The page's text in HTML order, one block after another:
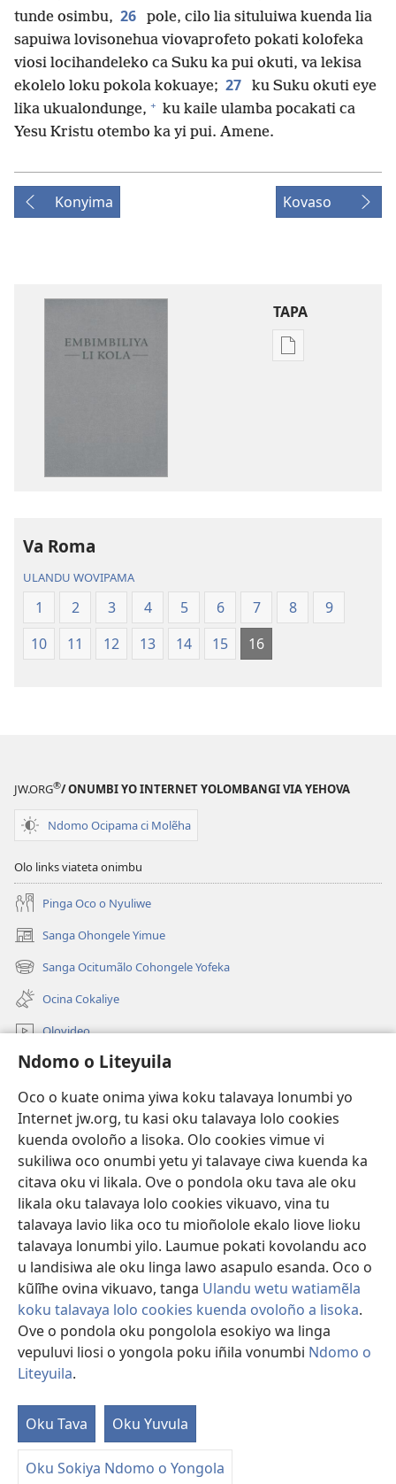
Ndomo o Liteyuila
Oco o kuate onima yiwa koku talavaya lonumbi yo
Internet jw.org, tu kasi oku talavaya lolo cookies
kuenda ovoloño a lisoka. Olo cookies vimue vi
sukiliwa oco onumbi yetu yi talavaye ciwa kuenda ka
citava oku vi likala. Ove o pondola oku tava ale oku
likala oku talavaya lolo cookies vikuavo, vina tu
talavaya lavio lika oco tu mioñolole ekalo liove lioku
talavaya lonumbi yilo. Laumue pokati kovolandu aco
u landisiwa ale oku linga lawo asapulo esanda. Oco o
kũlĩhe ovina vikuavo, tanga Ulandu wetu watiamẽla
koku talavaya lolo cookies kuenda ovoloño a lisoka.
Ove o pondola oku pongolola esokiyo wa linga
vepuluvi liosi o yongola poku iñila vonumbi Ndomo o
Liteyuila.
Oku Tava Oku Yuvula
Oku Sokiya Ndomo o Yongola
tunde osimbu, 26
pole, cilo lia situluiwa kuenda lia
sapuiwa lovisonehua viovaprofeto pokati kolofeka
viosi locihandeleko ca Suku ka pui okuti, va lekisa
ekolelo loku pokola kokuaye; 27
ku Suku okuti eye
lika ukualondunge, + ku kaile ulamba pocakati ca
Yesu Kristu otembo ka yi pui. Amene.
Konyima Kovaso
TAPA
Publication
Va Roma
ULANDU WOVIPAMA
1 2 3 4 5 6 7 8
9
10
11 12 13 14 15 16
JW.ORG®/ ONUMBI YO INTERNET YOLOMBANGI VIA YEHOVA
Ndomo Ocipama ci Molẽha
Olo links viateta onimbu
Pinga Oco o Nyuliwe
Sanga Ohongele Yimue
(yikula
onjanela
yokaliye)
Sanga Ocitumãlo Cohongele Yofeka
(yikula
onjanela
yokaliye)
Ocina Cokaliye
Olovideo
Videos with Audio Descriptions
Sandiliya
Ekuatiso
Olombanjaile
(yikula
onjanela
yokaliye)OCISELEKO CALIVULU VO INTERNET Colombangi Via
Yehova™
(yikula
onjanela
yokaliye)JW Hub
(yikula
onjanela
yokaliye)
OJW Library
LITEYUILA